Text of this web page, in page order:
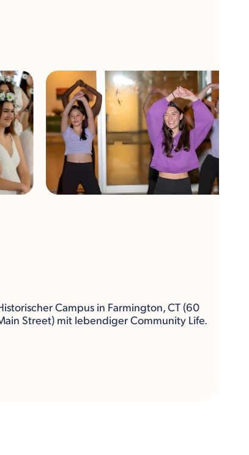
Campus in Farmington, CT (60
Street) mit lebendiger Community Life.